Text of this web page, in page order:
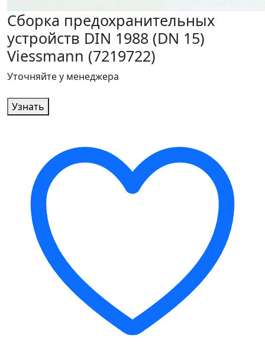
Сборка предохранительных
устройств DIN 1988 (DN 15)
Viessmann (7219722)
Уточняйте у менеджера
Узнать